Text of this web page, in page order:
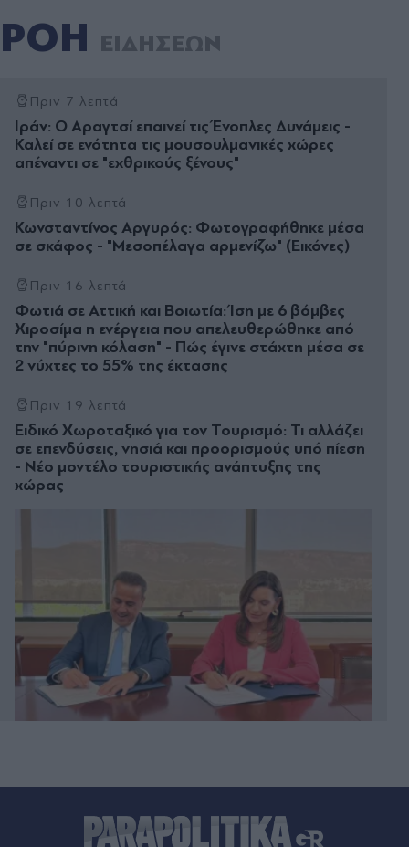
ΡΟΗ ΕΙΔΗΣΕΩΝ
Πριν 7 λεπτά
Ιράν: Ο Αραγτσί επαινεί τις Ένοπλες Δυνάμεις -
Καλεί σε ενότητα τις μουσουλμανικές χώρες
απέναντι σε "εχθρικούς ξένους"
Πριν 10 λεπτά
Κωνσταντίνος Αργυρός: Φωτογραφήθηκε μέσα
σε σκάφος - "Μεσοπέλαγα αρμενίζω" (Εικόνες)
Πριν 16 λεπτά
Φωτιά σε Αττική και Βοιωτία: Ίση με 6 βόμβες
Χιροσίμα η ενέργεια που απελευθερώθηκε από
την "πύρινη κόλαση" - Πώς έγινε στάχτη μέσα σε
2 νύχτες το 55% της έκτασης
Πριν 19 λεπτά
Ειδικό Χωροταξικό για τον Τουρισμό: Τι αλλάζει
σε επενδύσεις, νησιά και προορισμούς υπό πίεση
- Νέο μοντέλο τουριστικής ανάπτυξης της
χώρας
League Γυναικών και το φιλικό της ΑΕΚ